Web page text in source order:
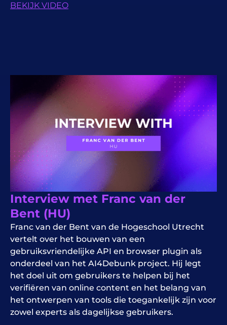
BEKIJK VIDEO
Interview met Franc van der
Bent (HU)
Franc van der Bent van de Hogeschool Utrecht
vertelt over het bouwen van een
gebruiksvriendelijke API en browser plugin als
onderdeel van het AI4Debunk project. Hij legt
het doel uit om gebruikers te helpen bij het
verifiëren van online content en het belang van
het ontwerpen van tools die toegankelijk zijn voor
zowel experts als dagelijkse gebruikers.